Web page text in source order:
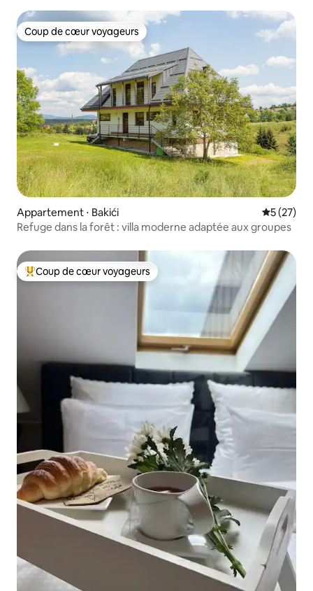
Coup de cœur voyageurs
Coup de cœur voyageurs
Appartement ⋅ Bakići
5 (27)
Refuge dans la forêt : villa moderne adaptée aux groupes
Coups de cœur voyageurs les plus appréciés
Coup de cœur voyageurs